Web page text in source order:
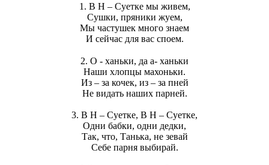
1. В Н – Суетке мы живем,
Сушки, пряники жуем,
Мы частушек много знаем
И сейчас для вас споем.
2. О - ханьки, да а- ханьки
Наши хлопцы махоньки.
Из – за кочек, из – за пней
Не видать наших парней.
3. В Н – Суетке, В Н – Суетке,
Одни бабки, одни дедки,
Так, что, Танька, не зевай
Себе парня выбирай.